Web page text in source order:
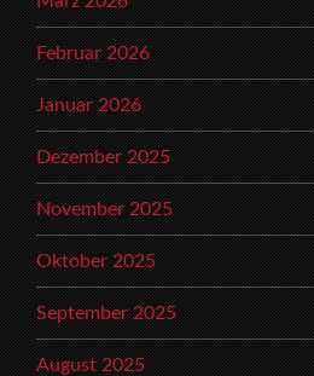
Februar 2026
Januar 2026
Dezember 2025
November 2025
Oktober 2025
September 2025
August 2025